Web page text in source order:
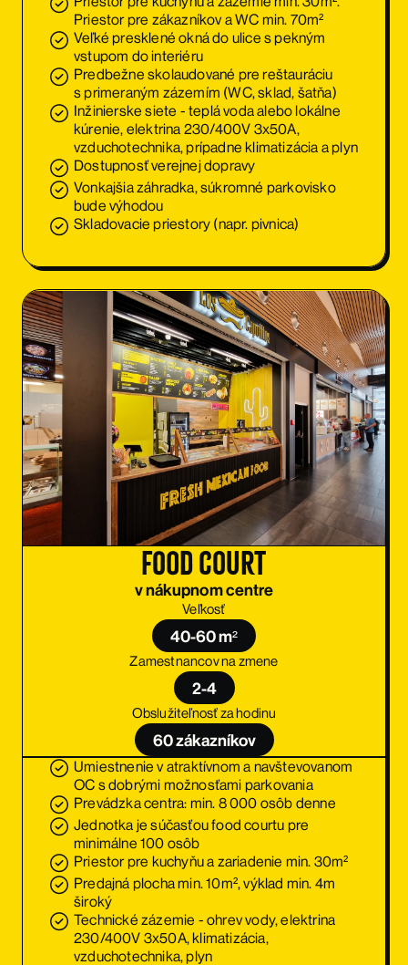
Priestor pre zákazníkov a WC min. 70m²
Veľké presklené okná do ulice s pekným
vstupom do interiéru
Predbežne skolaudované pre reštauráciu
s primeraným zázemím (WC, sklad, šatňa)
Inžinierske siete - teplá voda alebo lokálne
kúrenie, elektrina 230/400V 3x50A,
vzduchotechnika, prípadne klimatizácia a plyn
Dostupnosť verejnej dopravy
Vonkajšia záhradka, súkromné parkovisko
bude výhodou
Skladovacie priestory (napr. pivnica)
food court
v nákupnom centre
Veľkosť
40-60 m²
Zamestnancov na zmene
2-4
Obslužiteľnosť za hodinu
60 zákazníkov
Umiestnenie v atraktívnom a navštevovanom
OC s dobrými možnosťami parkovania
Prevádzka centra: min. 8 000 osôb denne
Jednotka je súčasťou food courtu pre
minimálne 100 osôb
Priestor pre kuchyňu a zariadenie min. 30m²
Predajná plocha min. 10m², výklad min. 4m
široký
Technické zázemie - ohrev vody, elektrina
230/400V 3x50A, klimatizácia,
vzduchotechnika, plyn